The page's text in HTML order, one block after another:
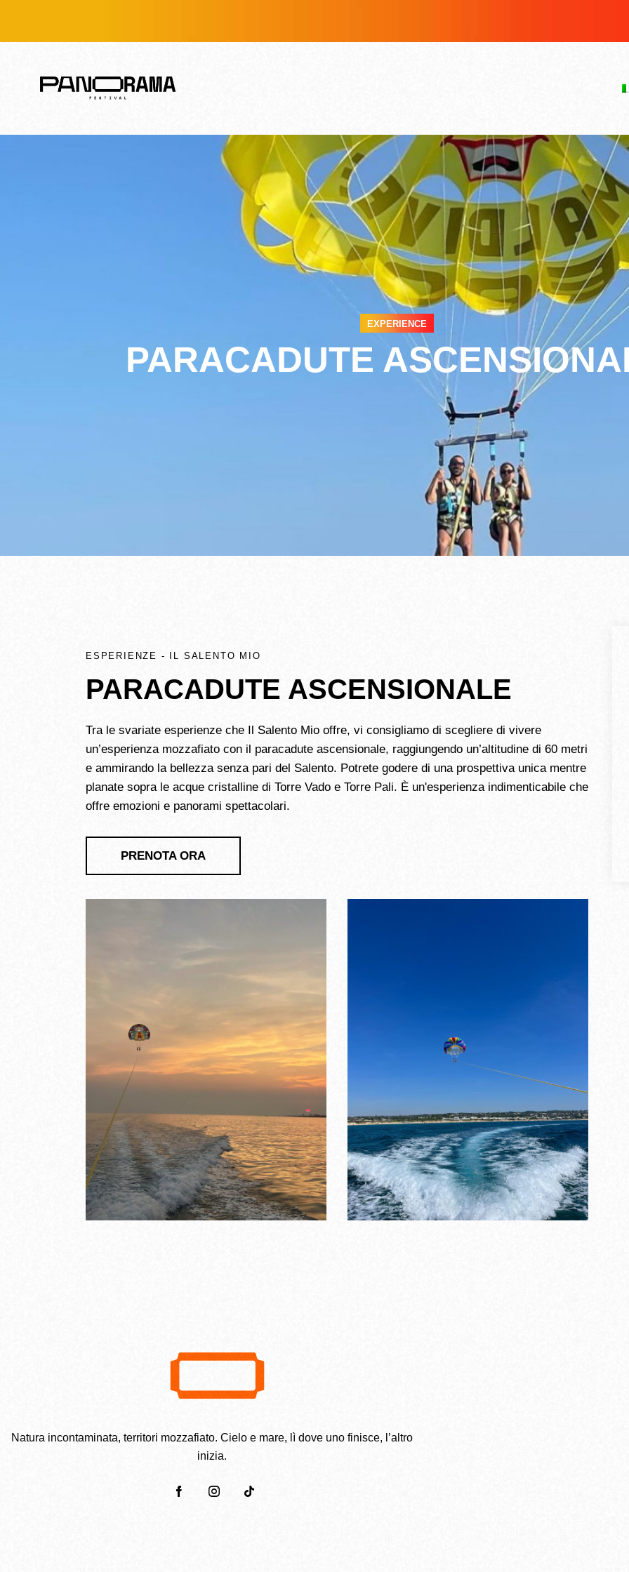
EXPERIENCE
PARACADUTE
ESPERIENZE - IL SALENTO MIO
PARACADUTE ASCENSIONALE
Tra le svariate esperienze che Il Salento Mio offre, vi consigliamo di scegliere di vivere
un’esperienza mozzafiato con il paracadute ascensionale, raggiungendo un’altitudine di 60 metri
e ammirando la bellezza senza pari del Salento. Potrete godere di una prospettiva unica mentre
planate sopra le acque cristalline di Torre Vado e Torre Pali. È un'esperienza indimenticabile che
offre emozioni e panorami spettacolari.
PRENOTA ORA
Natura incontaminata, territori mozzafiato. Cielo e mare, lì dove uno finisce, l’altro
inizia.